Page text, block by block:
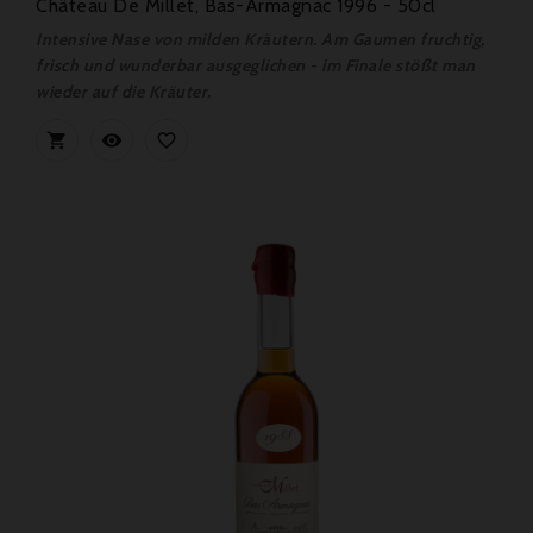
Château De Millet, Bas-Armagnac 1996 - 50cl
  